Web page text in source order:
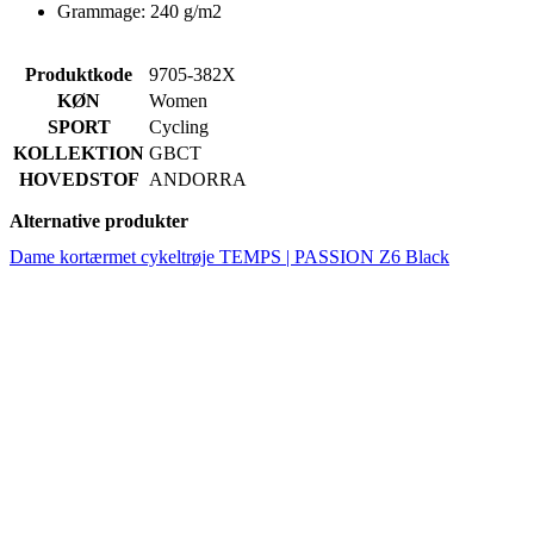
Grammage: 240 g/m2
Produktkode
9705-382X
KØN
Women
SPORT
Cycling
KOLLEKTION GBCT
HOVEDSTOF ANDORRA
Alternative produkter
Dame kortærmet cykeltrøje TEMPS | PASSION Z6 Black